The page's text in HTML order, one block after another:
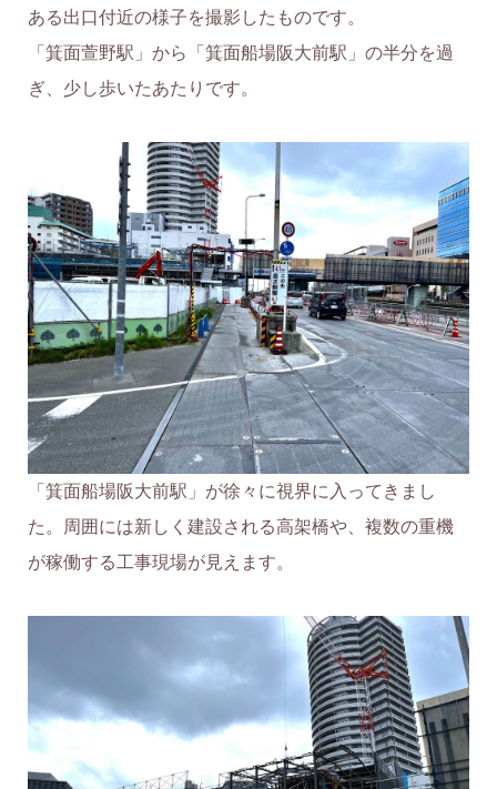
ある出口付近の様子を撮影したものです。
「箕面萱野駅」から「箕面船場阪大前駅」の半分を過
ぎ、少し歩いたあたりです。
「箕面船場阪大前駅」が徐々に視界に入ってきまし
た。周囲には新しく建設される高架橋や、複数の重機
が稼働する工事現場が見えます。